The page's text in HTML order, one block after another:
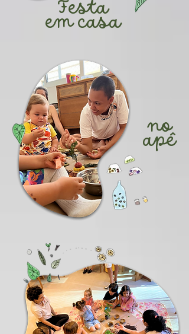
Festa
em casa
no
apê